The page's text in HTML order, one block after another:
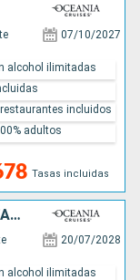
07/10/2027
Tasas incluidas
alcohol ilimitadas
incluidos
adultos
CROACIA, MONTENEGRO, GRECIA, ITALIA
20/07/2028
alcohol ilimitadas